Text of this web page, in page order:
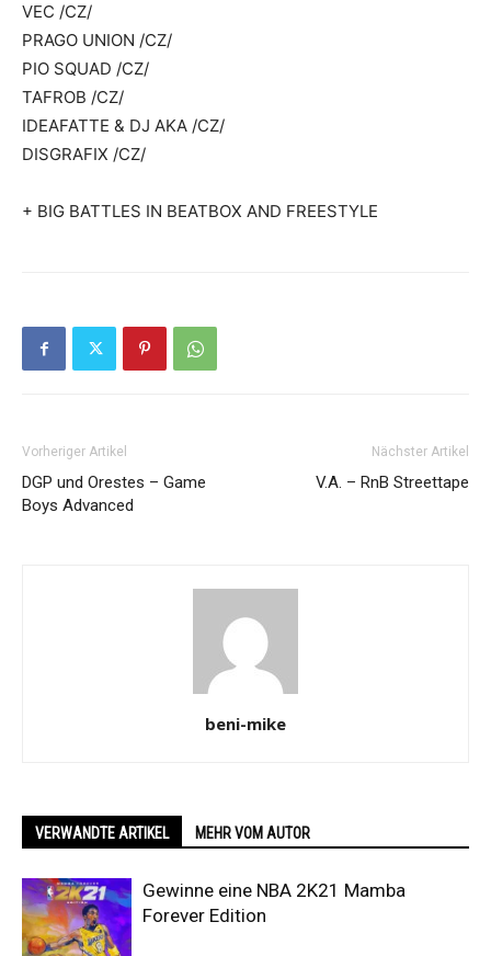
VEC /CZ/
PRAGO UNION /CZ/
PIO SQUAD /CZ/
TAFROB /CZ/
IDEAFATTE & DJ AKA /CZ/
DISGRAFIX /CZ/
+ BIG BATTLES IN BEATBOX AND FREESTYLE
Vorheriger Artikel
DGP und Orestes – Game
Boys Advanced
Nächster Artikel
V.A. – RnB Streettape
beni-mike
VERWANDTE ARTIKEL MEHR VOM AUTOR
Gewinne eine NBA 2K21 Mamba
Forever Edition